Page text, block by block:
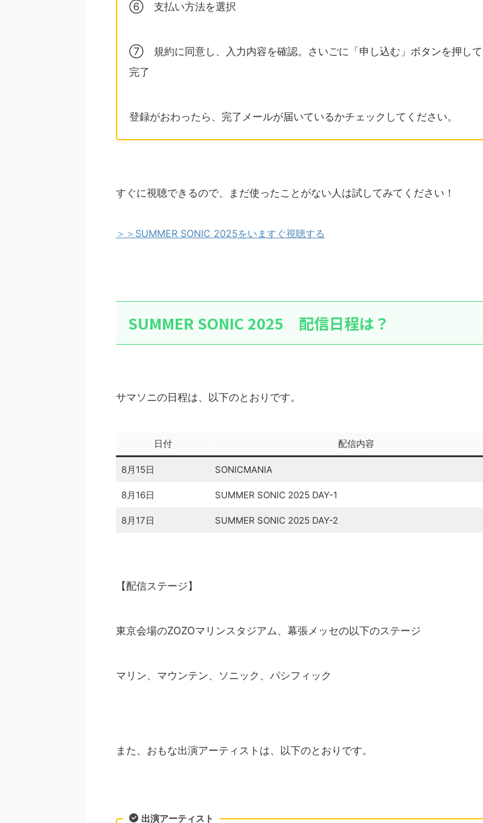
⑥ 支払い方法を選択
⑦ 規約に同意し、入力内容を確認。さいごに「申し込む」ボタンを押して
完了
登録がおわったら、完了メールが届いているかチェックしてください。
すぐに視聴できるので、まだ使ったことがない人は試してみてください！
＞＞SUMMER SONIC 2025をいますぐ視聴する
SUMMER SONIC 2025 配信日程は？
サマソニの日程は、以下のとおりです。
日付 配信内容
8月15日 SONICMANIA
8月16日 SUMMER SONIC 2025 DAY-1
8月17日 SUMMER SONIC 2025 DAY-2
【配信ステージ】
東京会場のZOZOマリンスタジアム、幕張メッセの以下のステージ
マリン、マウンテン、ソニック、パシフィック
また、おもな出演アーティストは、以下のとおりです。
出演アーティスト